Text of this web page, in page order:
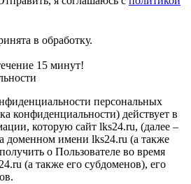
в обработку.
15 минут!
персональных
конфиденциальности) действует в
которую сайт lks24.ru, (далее –
имени lks24.ru (а также
о Пользователе во время
(а также его субдоменов), его